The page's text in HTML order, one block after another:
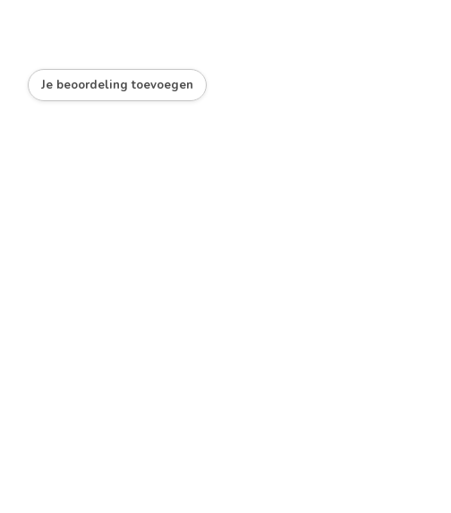
Je beoordeling toevoegen